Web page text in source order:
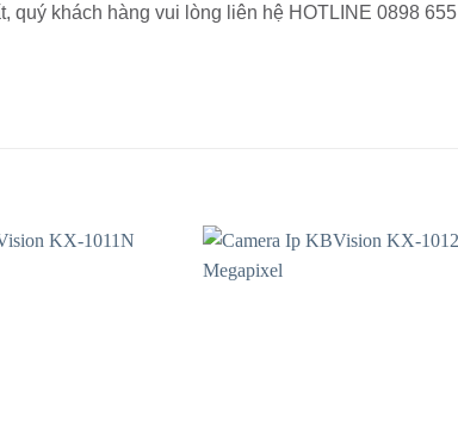
khách hàng vui lòng liên hệ HOTLINE 0898